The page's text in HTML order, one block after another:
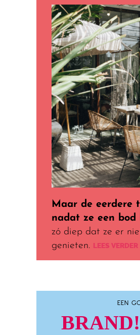
Maar de eerdere
nadat ze een bod
zó diep dat ze er
genieten. LEES VERDER
EEN